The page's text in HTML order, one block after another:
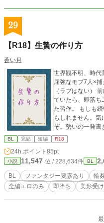
29
【R18】生贄の作り方
蒼い月
世界観不明、時代
屈強なモブ7人×
（ラブはない）
ていたら、即落ち
た習作。 もしも続いたら悪魔×人間とか義兄弟姦とか入るか
もしれません。気
ぞ。勢いの一発書
BL 完結 短編 R18
24h.ポイント 85pt
小説 11,547 位 / 228,634件 BL
BL ファンタジー要素あり 輪
全編エロのみ
即堕ち 美形受け